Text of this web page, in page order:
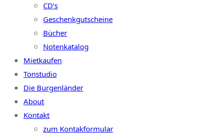
CD’s
Geschenkgutscheine
Bücher
Notenkatalog
Mietkaufen
Tonstudio
Die Burgenländer
About
Kontakt
zum Kontakformular